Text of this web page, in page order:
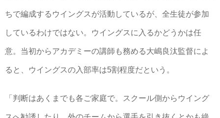
ちで編成するウイングスが活動しているが、全生徒が参加
しているわけではない。ウイングスに入るかどうかは任
意。当初からアカデミーの講師も務める大嶋良汰監督によ
ると、ウイングスの入部率は5割程度だという。
「判断はあくまでも各ご家庭で。スクール側からウイング